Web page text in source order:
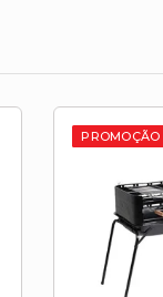
PROMOÇÃO